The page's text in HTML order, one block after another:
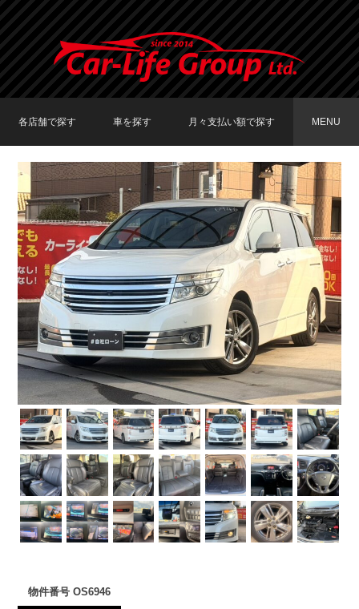
各店舗で探す
TOKYO店在庫車両
大阪店在庫車両
福岡店在庫車両
車を探す
車種で探す
メーカーで探す
月々支払い額で探す
〜19,999円
20,000円〜29,999円
30,000円〜39,999円
40,000円〜49,999円
50,000円〜
MENU
物件番号 OS6946